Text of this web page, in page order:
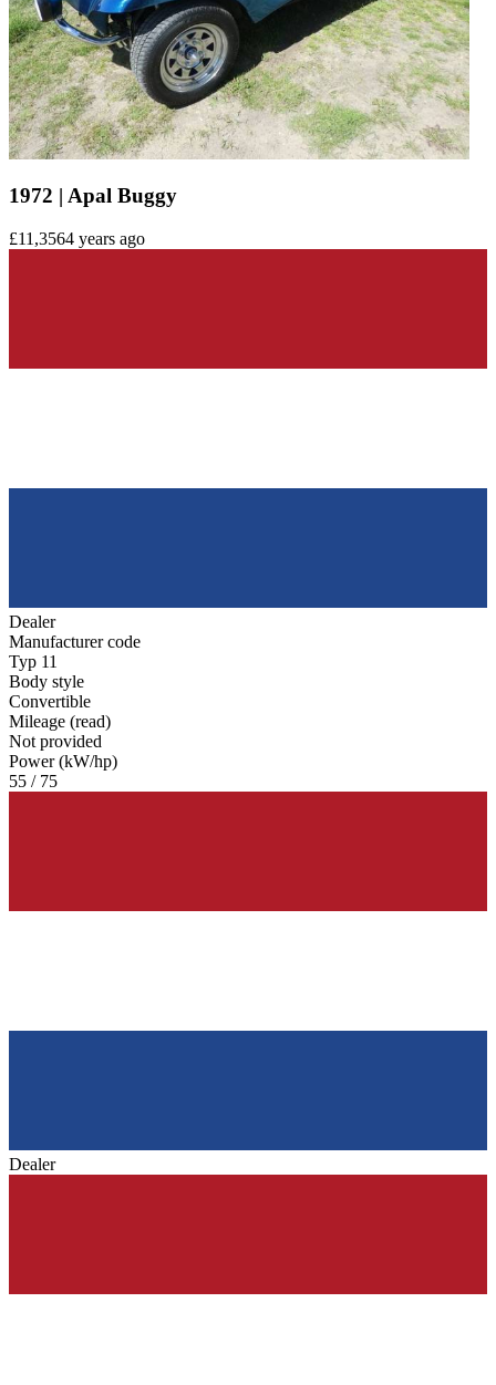
1972 | Apal Buggy
£11,3564 years ago
Dealer
Manufacturer code
Typ 11
Body style
Convertible
Mileage (read)
Not provided
Power (kW/hp)
55 / 75
Dealer